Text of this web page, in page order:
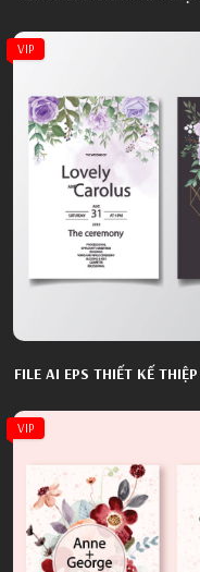
VIP
FILE AI EPS THIẾT KẾ
VIP